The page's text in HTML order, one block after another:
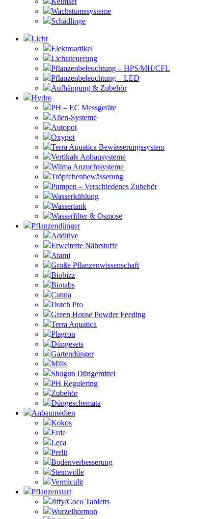
Wachstumssysteme
Schädlinge
Licht
Elektroartikel
Lichtsteuerung
Pflanzenbeleuchtung – HPS/MH/CFL
Pflanzenbeleuchtung – LED
Aufhängung & Zubehör
Hydro
PH – EC Messgeräte
Alien-Systeme
Autopot
Oxypot
Terra Aquatica Bewässerungssystem
Vertikale Anbausysteme
Wilma Anzuchtsysteme
Tröpfchenbewässerung
Pumpen – Verschiedenes Zubehör
Wasserkühlung
Wassertank
Wasserfilter & Osmose
Pflanzendünger
Additive
Erweiterte Nährstoffe
Atami
Große Pflanzenwissenschaft
Biobizz
Biotabs
Canna
Dutch Pro
Green House Powder Feeding
Terra Aquatica
Plagron
Düngesets
Gartendünger
Mills
Shogun Düngemittel
PH Regulering
Zubehör
Düngeschemata
Anbaumedien
Kokos
Erde
Leca
Perlit
Bodenverbesserung
Steinwolle
Vermiculit
Pflanzenstart
Jiffy/Coco Tabletts
Wurzelhormon